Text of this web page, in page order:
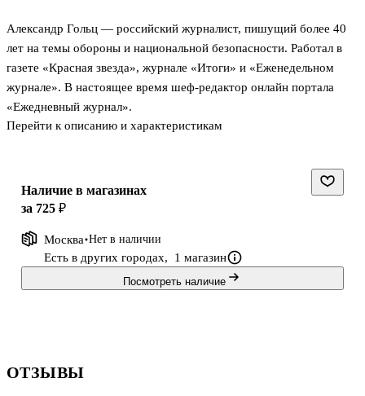
Александр Гольц — российский журналист, пишущий более 40
лет на темы обороны и национальной безопасности. Работал в
газете «Красная звезда», журнале «Итоги» и «Еженедельном
журнале». В настоящее время шеф-редактор онлайн портала
«Ежедневный журнал».
Новая холодная война стала свершившимся фактом. Шанс
последовательно и планомерно уничтожали созданную за
полвека систему договоров и соглашений, которые хоть в какой-
обречен вернуться к поиску новых форм контроля над
вооружениями. Необходимости поиска таких форм и посвящена
Перейти к описанию и характеристикам
Наличие в магазинах
за 725 ₽
Москва Нет в наличии
Есть в других городах, 1 магазин
Посмотреть наличие
ОТЗЫВЫ